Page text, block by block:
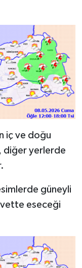
iç ve doğu
diğer yerlerde
güneyli
eseceği